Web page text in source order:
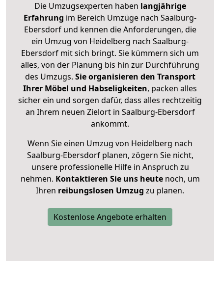
Die Umzugsexperten haben langjährige
Erfahrung im Bereich Umzüge nach Saalburg-
Ebersdorf und kennen die Anforderungen, die
ein Umzug von Heidelberg nach Saalburg-
Ebersdorf mit sich bringt. Sie kümmern sich um
alles, von der Planung bis hin zur Durchführung
des Umzugs. Sie organisieren den Transport
Ihrer Möbel und Habseligkeiten, packen alles
sicher ein und sorgen dafür, dass alles rechtzeitig
an Ihrem neuen Zielort in Saalburg-Ebersdorf
ankommt.
Wenn Sie einen Umzug von Heidelberg nach
Saalburg-Ebersdorf planen, zögern Sie nicht,
unsere professionelle Hilfe in Anspruch zu
nehmen. Kontaktieren Sie uns heutenoch, um
Ihren reibungslosen Umzug zu planen.
Kostenlose Angebote erhalten